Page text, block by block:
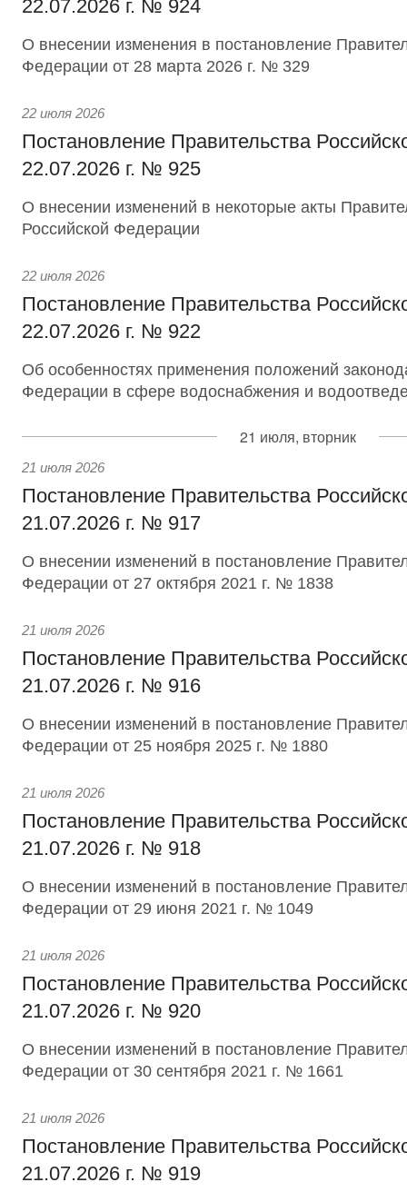
22.07.2026 г. № 924
О внесении изменения в постановление
Федерации от 28 марта 2026 г. № 329
22 июля 2026
Постановление Правительства
22.07.2026 г. № 925
О внесении изменений в некоторые акты
Российской Федерации
22 июля 2026
Постановление Правительства
22.07.2026 г. № 922
Об особенностях применения положений
Федерации в сфере водоснабжения и
21 июля, вторник
21 июля 2026
Постановление Правительства
21.07.2026 г. № 917
О внесении изменений в постановление
Федерации от 27 октября 2021 г. № 1838
21 июля 2026
Постановление Правительства
21.07.2026 г. № 916
О внесении изменений в постановление
Федерации от 25 ноября 2025 г. № 1880
21 июля 2026
Постановление Правительства
21.07.2026 г. № 918
О внесении изменений в постановление
Федерации от 29 июня 2021 г. № 1049
21 июля 2026
Постановление Правительства
21.07.2026 г. № 920
О внесении изменений в постановление
Федерации от 30 сентября 2021 г. № 1661
21 июля 2026
Постановление Правительства
21.07.2026 г. № 919